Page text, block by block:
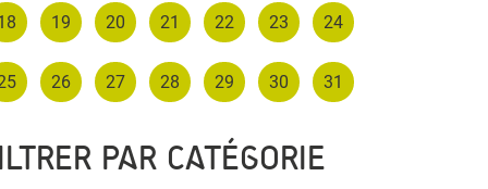
19 20 21 22 23 24
26 27 28 29 30 31
PAR CATÉGORIE